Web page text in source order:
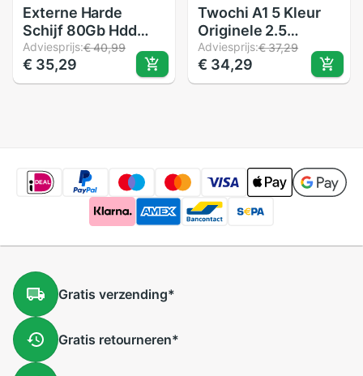
Externe Harde
Schijf 80Gb Hdd
Usb 2.0 Hd Externo
Voor Desktop En
Laptop Disco Duro
Adviesprijs:€ 40,99
€ 35,29
Twochi A1 5 Kleur
Originele 2.5
''USB3.0 Externe
Harde Schijf 60Gb
Opslag Draagbare
Adviesprijs:€ 37,29
€ 34,29
Gratis verzending*
Gratis retourneren*